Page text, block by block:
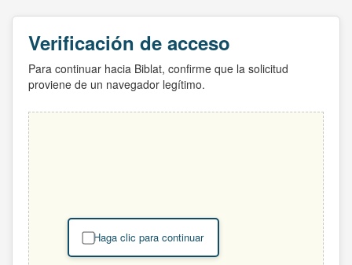
Verificación de acceso
Para continuar hacia Biblat, confirme que la solicitud
proviene de un navegador legítimo.
Haga clic para continuar